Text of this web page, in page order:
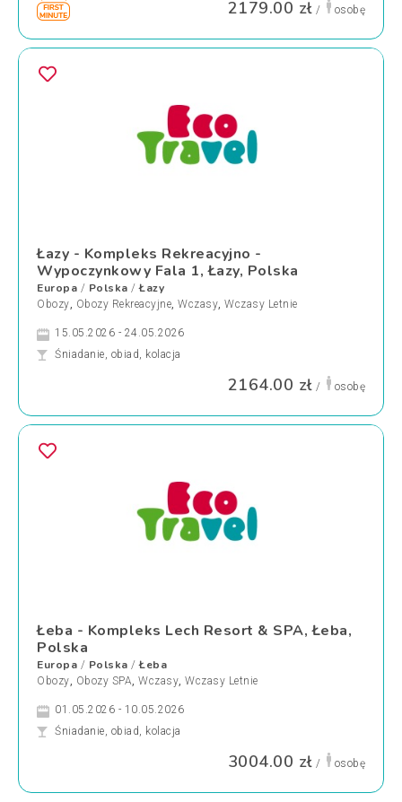
2179.00 zł / osobę
Łazy - Kompleks Rekreacyjno -
Wypoczynkowy Fala 1, Łazy, Polska
Europa / Polska /Łazy
Obozy, Obozy Rekreacyjne, Wczasy, Wczasy Letnie
15.05.2026 - 24.05.2026
Śniadanie, obiad, kolacja
2164.00 zł / osobę
Łeba - Kompleks Lech Resort & SPA, Łeba,
Polska
Europa / Polska /Łeba
Obozy, Obozy SPA, Wczasy, Wczasy Letnie
01.05.2026 - 10.05.2026
Śniadanie, obiad, kolacja
3004.00 zł / osobę